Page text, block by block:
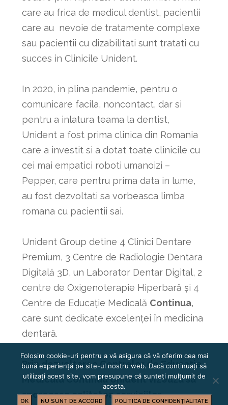
care au frica de medicul dentist, pacientii
care au nevoie de tratamente complexe
sau pacientii cu dizabilitati sunt tratati cu
succes in Clinicile Unident.
In 2020, in plina pandemie, pentru o
comunicare facila, noncontact, dar si
pentru a inlatura teama la dentist,
Unident a fost prima clinica din Romania
care a investit si a dotat toate clinicile cu
cei mai empatici roboti umanoizi –
Pepper, care pentru prima data in lume,
au fost dezvoltati sa vorbeasca limba
romana cu pacientii sai.
Unident Group detine 4 Clinici Dentare
Premium, 3 Centre de Radiologie Dentara
Digitală 3D, un Laborator Dentar Digital, 2
centre de Oxigenoterapie Hiperbară și 4
Centre de Educație Medicală Continua,
care sunt dedicate excelenței în medicina
dentară.
Prin dezvoltarea Centrelor de Educatie
Medicala Continua Unident vizeaza sa
sporeasca calitatea serviciilor
Folosim cookie-uri pentru a vă asigura că vă oferim cea mai
bună experiență pe site-ul nostru web. Dacă continuați să
utilizați acest site, vom presupune că sunteți mulțumit de
acesta.
OK NU SUNT DE ACCORD POLITICA DE CONFIDENȚIALITATE